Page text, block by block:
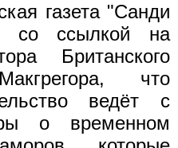
газета "Санди
со ссылкой на
Британского
что
ведёт с
о временном